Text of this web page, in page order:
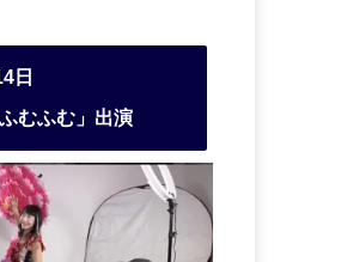
日
むふむ」出演